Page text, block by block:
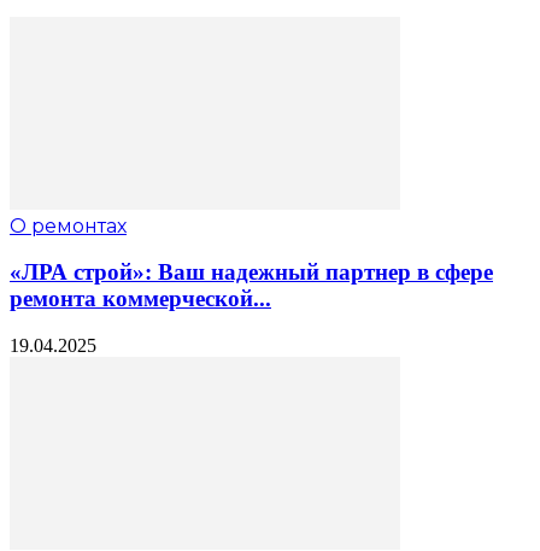
О ремонтах
«ЛРА строй»: Ваш надежный партнер в сфере
ремонта коммерческой...
19.04.2025